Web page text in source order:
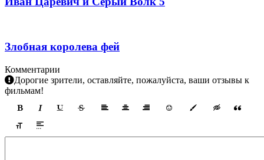
Злобная королева фей
Комментарии
Дорогие зрители, оставляйте, пожалуйста, ваши отзывы к
фильмам!